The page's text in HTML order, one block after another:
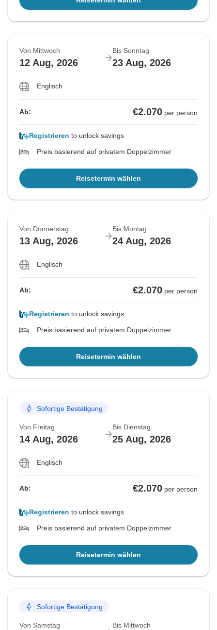
Von Mittwoch
12 Aug, 2026
Bis Sonntag
23 Aug, 2026
Englisch
Ab: €2.070 per person
Registrieren to unlock savings
Preis basierend auf privatem Doppelzimmer
Reisetermin wählen
Von Donnerstag
13 Aug, 2026
Bis Montag
24 Aug, 2026
Englisch
Ab: €2.070 per person
Registrieren to unlock savings
Preis basierend auf privatem Doppelzimmer
Reisetermin wählen
Sofortige Bestätigung
Von Freitag
14 Aug, 2026
Bis Dienstag
25 Aug, 2026
Englisch
Ab: €2.070 per person
Registrieren to unlock savings
Preis basierend auf privatem Doppelzimmer
Reisetermin wählen
Sofortige Bestätigung
Von Samstag Bis Mittwoch